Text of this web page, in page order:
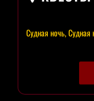
Судная ночь,